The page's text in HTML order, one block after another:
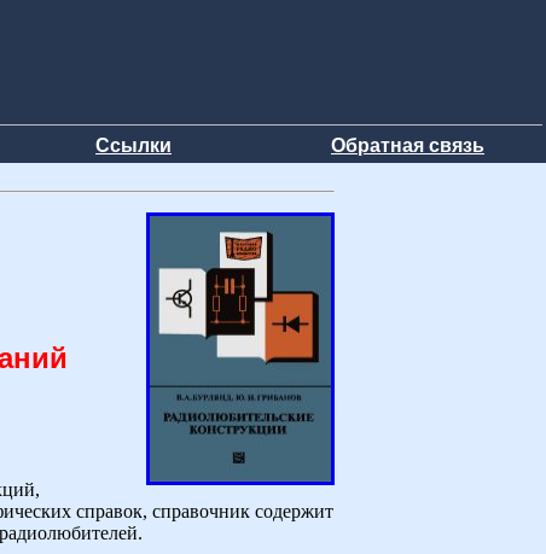
Ссылки Обратная связь
справок, справочник содержит